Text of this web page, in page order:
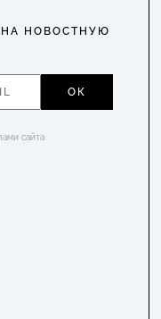
НОВОСТНУЮ
ОК
сайта